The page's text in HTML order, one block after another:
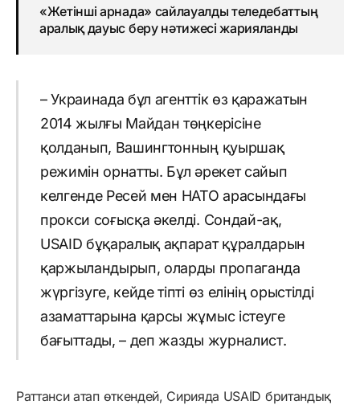
«Жетінші арнада» сайлауалды теледебаттың
аралық дауыс беру нәтижесі жарияланды
– Украинада бұл агенттік өз қаражатын
2014 жылғы Майдан төңкерісіне
қолданып, Вашингтонның қуыршақ
режимін орнатты. Бұл әрекет сайып
келгенде Ресей мен НАТО арасындағы
прокси соғысқа әкелді. Сондай-ақ,
USAID бұқаралық ақпарат құралдарын
қаржыландырып, оларды пропаганда
жүргізуге, кейде тіпті өз елінің орыстілді
азаматтарына қарсы жұмыс істеуге
бағыттады, – деп жазды журналист.
Раттанси атап өткендей, Сирияда USAID британдық